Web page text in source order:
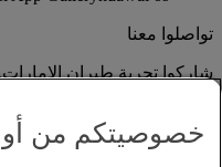
تواصلوا معنا
شاركوا تجربة طيران
خصوصيتكم من